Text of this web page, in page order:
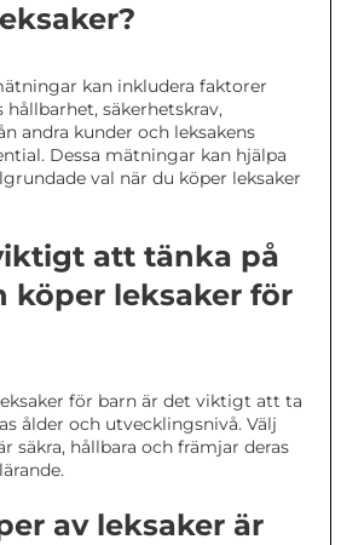
kan inkludera faktorer
hållbarhet, säkerhetskrav,
andra kunder och leksakens
Dessa mätningar kan hjälpa
val när du köper leksaker
att tänka på
köper leksaker för
för barn är det viktigt att ta
ålder och utvecklingsnivå. Välj
säkra, hållbara och främjar deras
av leksaker är